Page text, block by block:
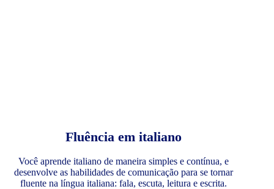
Fluência em italiano
Você aprende italiano de maneira simples e contínua, e
desenvolve as habilidades de comunicação para se tornar
fluente na língua italiana: fala, escuta, leitura e escrita.